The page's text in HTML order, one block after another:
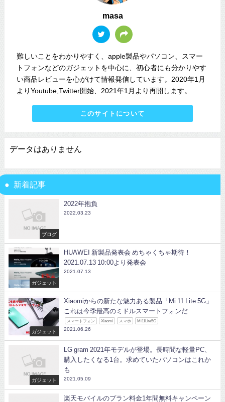
masa
難しいことをわかりやすく、apple製品やパソコン、スマー
トフォンなどのガジェットを中心に、初心者にも分かりやす
い商品レビューを心がけて情報発信しています。2020年1月
よりYoutube,Twitter開始、2021年1月より再開します。
このサイトについて
データはありません
新着記事
ブログ
2022年抱負
2022.03.23
ガジェット
HUAWEI 新製品発表会 めちゃくちゃ期待！
2021.07.13 10:00より発表会
2021.07.13
ガジェット
Xiaomiからの新たな魅力ある製品「Mi 11 Lite 5G」
これは今季最高のミドルスマートフォンだ
スマートフォン Xiaomi スマホ Mi11Lite5G
2021.06.26
ガジェット
LG gram 2021年モデルが登場。長時間な軽量PC、
購入したくなる1台。求めていたパソコンはこれか
も
2021.05.09
楽天モバイルのプラン料金1年間無料キャンペーン